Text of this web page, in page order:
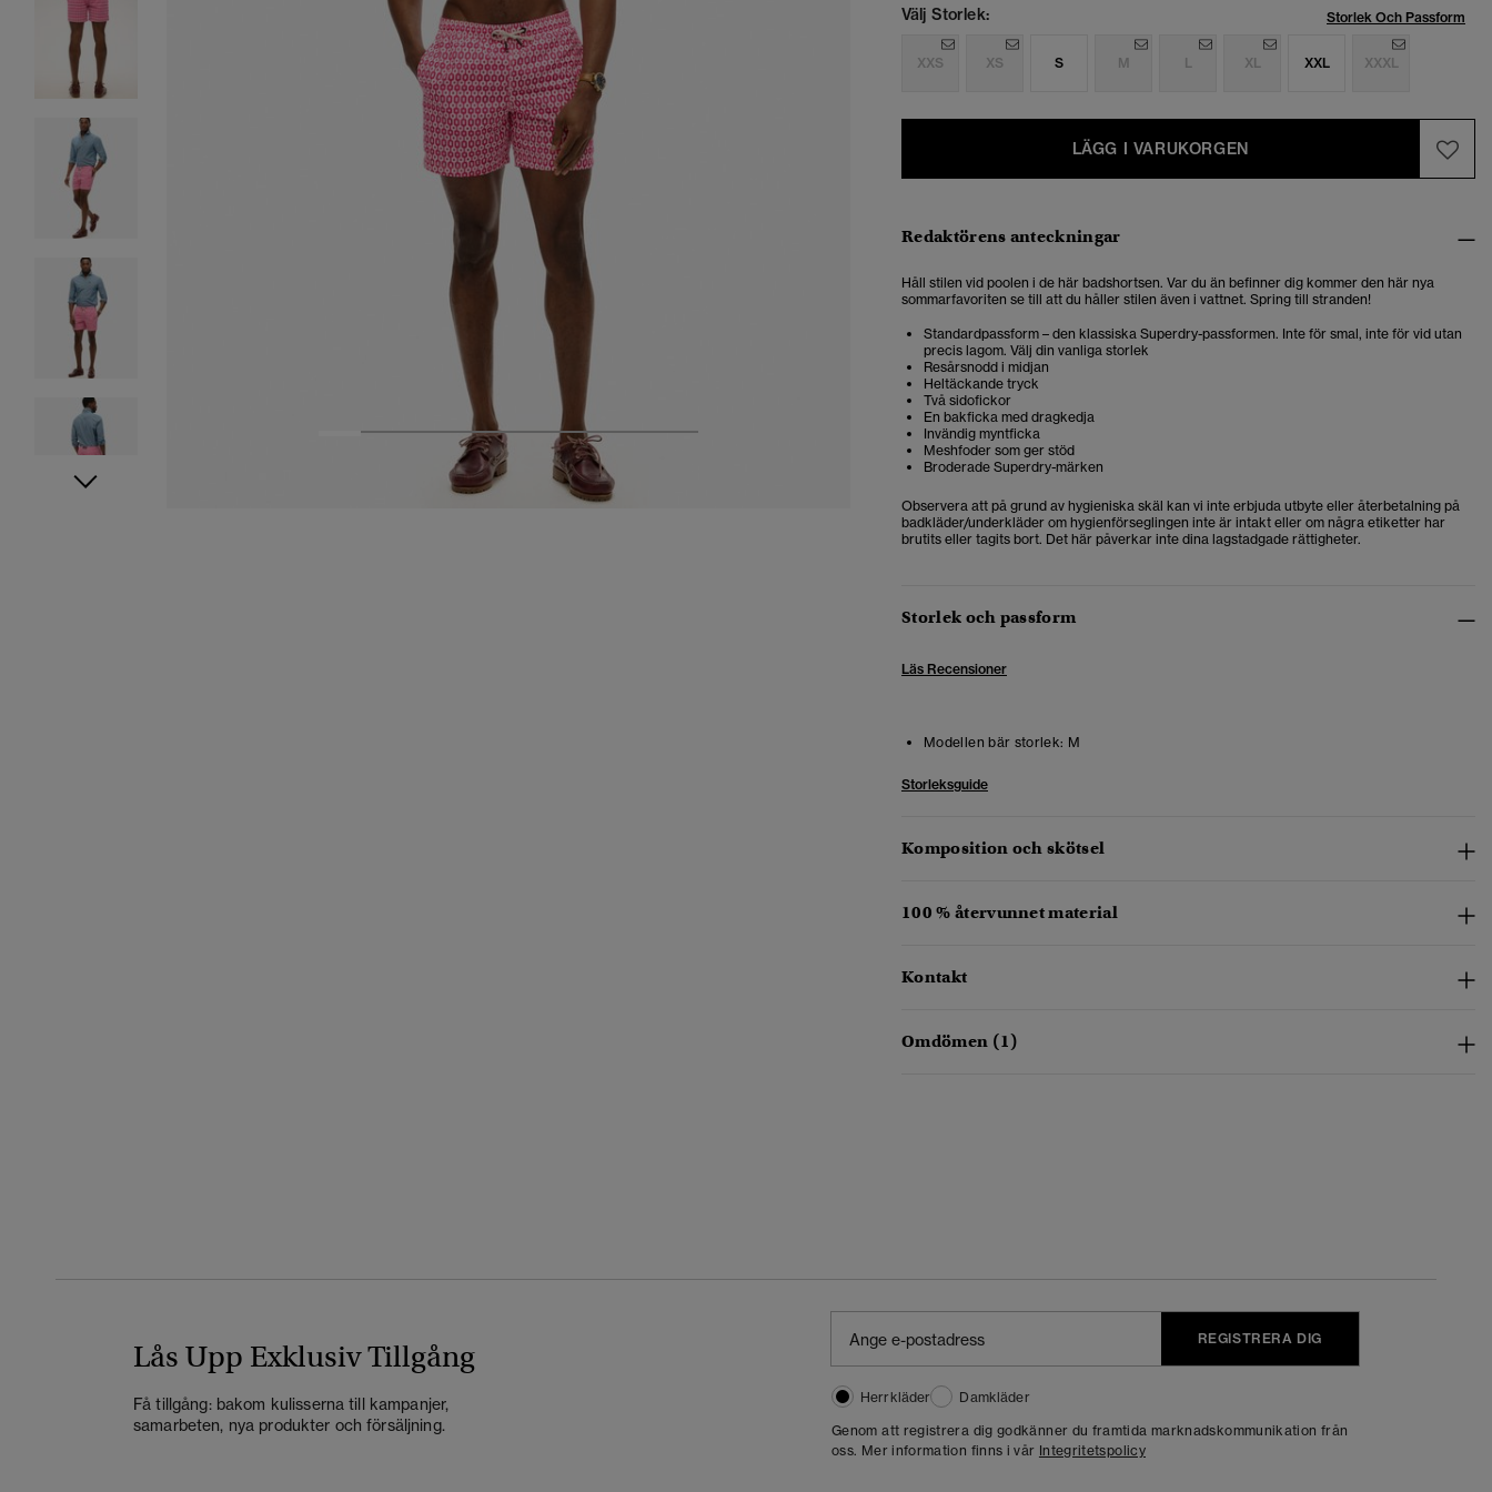
4 5 6 7
Välj Storlek: Storlek Och Passform
XXS XS S M L XL XXL XXXL
LÄGG I VARUKORGEN
Redaktörens anteckningar
Håll stilen vid poolen i de här badshortsen. Var du än befinner dig kommer den här nya
sommarfavoriten se till att du håller stilen även i vattnet. Spring till stranden!
Standardpassform – den klassiska Superdry-passformen. Inte för smal, inte för vid utan
precis lagom. Välj din vanliga storlek
Resårsnodd i midjan
Heltäckande tryck
Två sidofickor
En bakficka med dragkedja
Invändig myntficka
Meshfoder som ger stöd
Broderade Superdry-märken
Observera att på grund av hygieniska skäl kan vi inte erbjuda utbyte eller återbetalning på
badkläder/underkläder om hygienförseglingen inte är intakt eller om några etiketter har
brutits eller tagits bort. Det här påverkar inte dina lagstadgade rättigheter.
Storlek och passform
Läs Recensioner
Modellen bär storlek: M
Storleksguide
Komposition och skötsel
100 % återvunnet material
Kontakt
Omdömen (1)
Lås Upp Exklusiv Tillgång
Få tillgång: bakom kulisserna till kampanjer,
samarbeten, nya produkter och försäljning.
REGISTRERA DIG
Herrkläder
Damkläder
Genom att registrera dig godkänner du framtida marknadskommunikation från
oss. Mer information finns i vår Integritetspolicy